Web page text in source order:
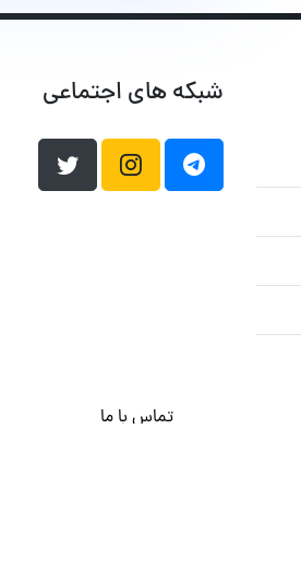
شبکه های اجتماعی
تماس با ما